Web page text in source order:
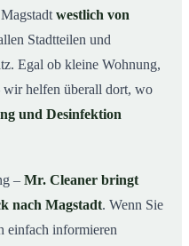
westlich von
Stadtteilen und
Egal ob kleine Wohnung,
helfen überall dort, wo
und Desinfektion
– Mr. Cleaner bringt
nach Magstadt. Wenn Sie
einfach informieren